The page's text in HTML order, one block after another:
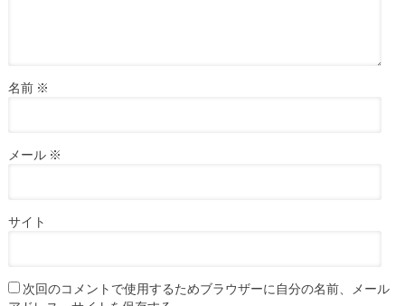
名前 ※
メール ※
サイト
次回のコメントで使用するためブラウザーに自分の名前、メール